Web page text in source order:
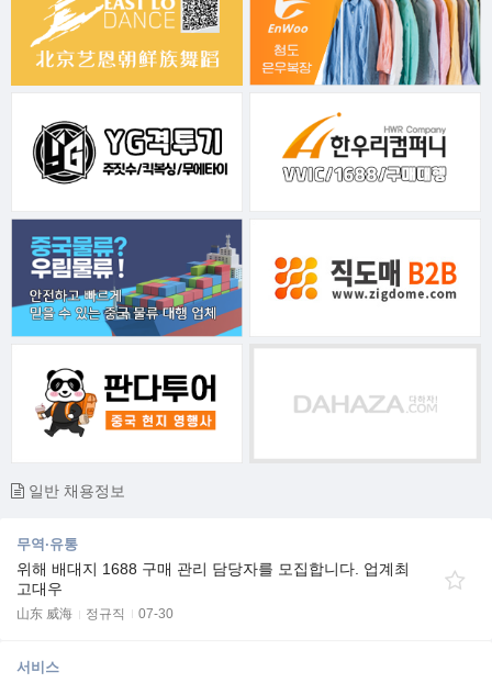
일반 채용정보
무역·유통
위해 배대지 1688 구매 관리 담당자를 모집합니다. 업계최
고대우
山东 威海 정규직 07-30
서비스